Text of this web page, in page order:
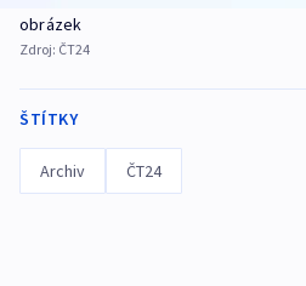
obrázek
Zdroj: ČT24
ŠTÍTKY
Archiv ČT24